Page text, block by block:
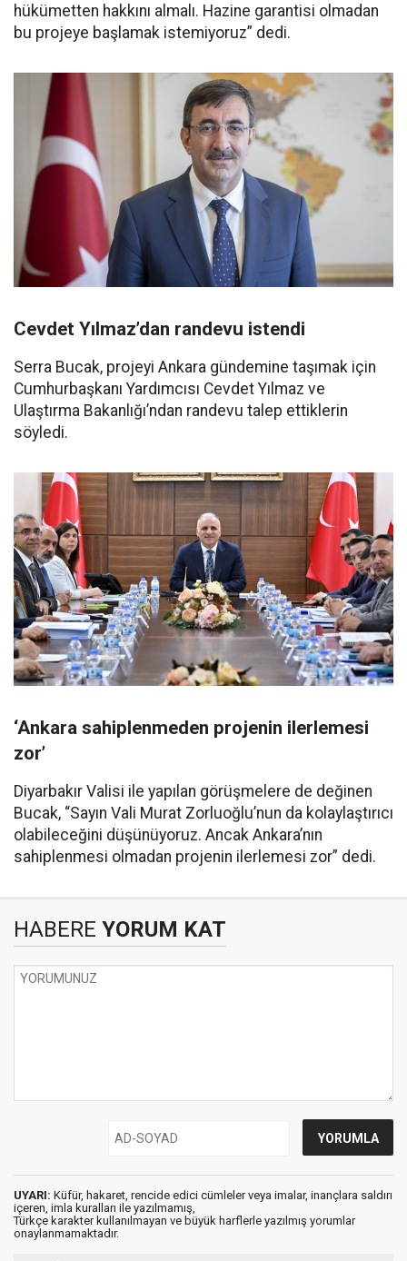
hükümetten hakkını almalı. Hazine garantisi olmadan
bu projeye başlamak istemiyoruz” dedi.
Cevdet Yılmaz’dan randevu istendi
Serra Bucak, projeyi Ankara gündemine taşımak için
Cumhurbaşkanı Yardımcısı Cevdet Yılmaz ve
Ulaştırma Bakanlığı’ndan randevu talep ettiklerin
söyledi.
‘Ankara sahiplenmeden projenin ilerlemesi
zor’
Diyarbakır Valisi ile yapılan görüşmelere de değinen
Bucak, “Sayın Vali Murat Zorluoğlu’nun da kolaylaştırıcı
olabileceğini düşünüyoruz. Ancak Ankara’nın
sahiplenmesi olmadan projenin ilerlemesi zor” dedi.
HABERE YORUM KAT
UYARI: Küfür, hakaret, rencide edici cümleler veya imalar, inançlara saldırı
içeren, imla kuralları ile yazılmamış,
Türkçe karakter kullanılmayan ve büyük harflerle yazılmış yorumlar
onaylanmamaktadır.